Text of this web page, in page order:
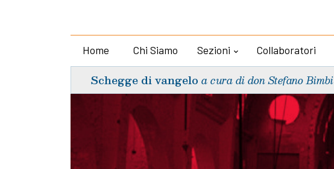
Home Chi Siamo Sezioni Collaboratori
Schegge di vangelo a cura di don Stefano Bimbi